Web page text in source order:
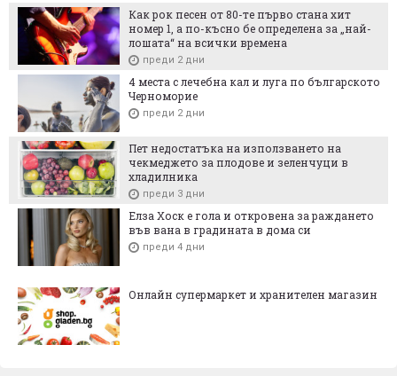
Как рок песен от 80-те първо стана хит
номер 1, а по-късно бе определена за „най-
лошата“ на всички времена
преди 2 дни
4 места с лечебна кал и луга по българското
Черноморие
преди 2 дни
Пет недостатъка на използването на
чекмеджето за плодове и зеленчуци в
хладилника
преди 3 дни
Елза Хоск е гола и откровена за раждането
във вана в градината в дома си
преди 4 дни
Онлайн супермаркет и хранителен магазин